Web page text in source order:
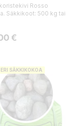
Rosso
Säkkikoot: 500 kg tai
€
SÄKKIKOKOA